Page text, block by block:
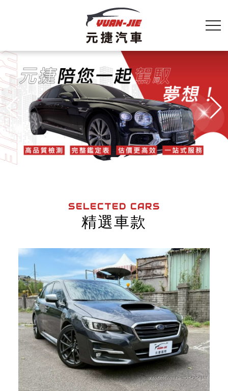
SELECTED CARS
精選車款